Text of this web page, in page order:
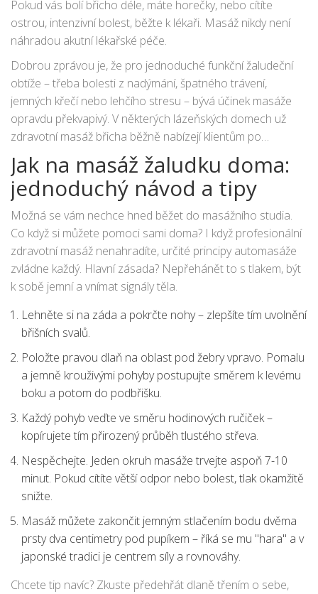
Pokud vás bolí břicho déle, máte horečky, nebo cítíte
ostrou, intenzivní bolest, běžte k lékaři. Masáž nikdy není
náhradou akutní lékařské péče.
Dobrou zprávou je, že pro jednoduché funkční žaludeční
obtíže – třeba bolesti z nadýmání, špatného trávení,
jemných křečí nebo lehčího stresu – bývá účinek masáže
opravdu překvapivý. V některých lázeňských domech už
zdravotní masáž břicha běžně nabízejí klientům po
operacích břicha nebo po porodu, kde funguje jako
prevence srůstů a podpora návratu přirozených pohybů
střev.
Jak na masáž žaludku doma:
jednoduchý návod a tipy
Možná se vám nechce hned běžet do masážního studia.
Co když si můžete pomoci sami doma? I když profesionální
zdravotní masáž nenahradíte, určité principy automasáže
zvládne každý. Hlavní zásada? Nepřehánět to s tlakem, být
k sobě jemní a vnímat signály těla.
Lehněte si na záda a pokrčte nohy – zlepšíte tím uvolnění
břišních svalů.
Položte pravou dlaň na oblast pod žebry vpravo. Pomalu
a jemně krouživými pohyby postupujte směrem k levému
boku a potom do podbřišku.
Každý pohyb veďte ve směru hodinových ručiček –
kopírujete tím přirozený průběh tlustého střeva.
Nespěchejte. Jeden okruh masáže trvejte aspoň 7-10
minut. Pokud cítíte větší odpor nebo bolest, tlak okamžitě
snižte.
Masáž můžete zakončit jemným stlačením bodu dvěma
prsty dva centimetry pod pupíkem – říká se mu "hara" a v
japonské tradici je centrem síly a rovnováhy.
Chcete tip navíc? Zkuste předehřát dlaně třením o sebe,